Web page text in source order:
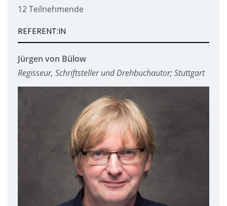
12 Teilnehmende
REFERENT:IN
Jürgen von Bülow
Regisseur, Schriftsteller und Drehbuchautor; Stuttgart